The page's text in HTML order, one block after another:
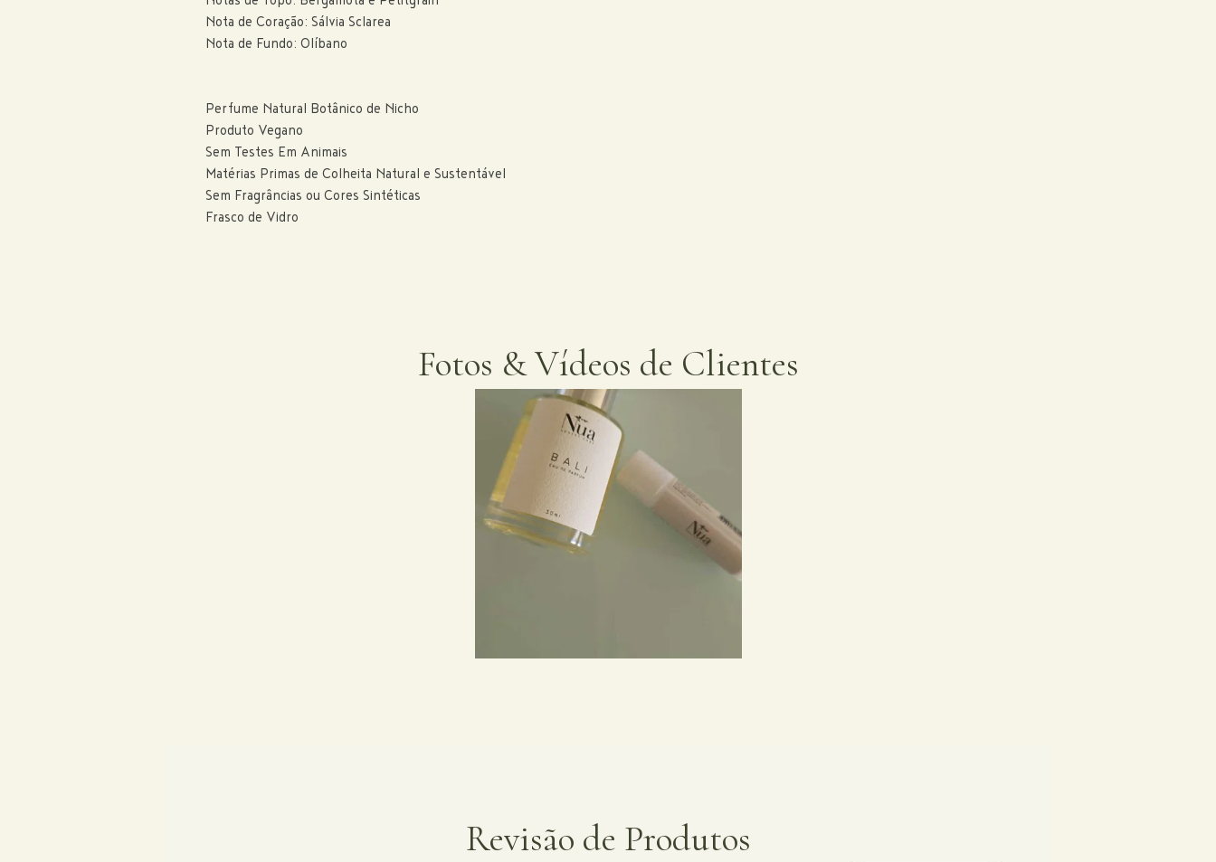
Nota de Coração: Sálvia Sclarea
Nota de Fundo: Olíbano
Perfume Natural Botânico de Nicho
Produto Vegano
Sem Testes Em Animais
Matérias Primas de Colheita Natural e Sustentável
Sem Fragrâncias ou Cores Sintéticas
Frasco de Vidro
Fotos & Vídeos de Clientes
Revisão de Produtos